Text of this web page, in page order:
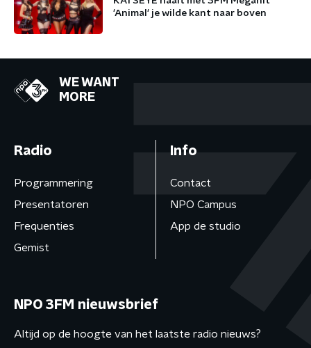
'Animal' je wilde kant naar boven
WE WANT
MORE
Radio
Programmering
Presentatoren
Frequenties
Gemist
Info
Contact
NPO Campus
App de studio
NPO 3FM nieuwsbrief
Altijd op de hoogte van het laatste radio nieuws?